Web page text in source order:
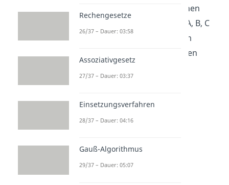
und entsprechen allen möglichen
Kombinationen der Variablen A, B, C
und D. Ihr realer Zahlenwert im
Dezimalsystem findet sich in den
Rechengesetze
26/37 – Dauer: 03:58
Assoziativgesetz
27/37 – Dauer: 03:37
Einsetzungsverfahren
28/37 – Dauer: 04:16
Gauß-Algorithmus
29/37 – Dauer: 05:07